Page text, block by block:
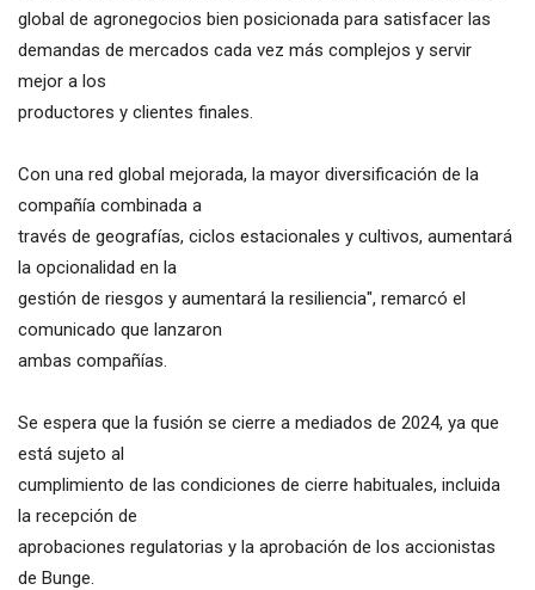
global de agronegocios bien posicionada para satisfacer las
demandas de mercados cada vez más complejos y servir
mejor a los
productores y clientes finales.
Con una red global mejorada, la mayor diversificación de la
compañía combinada a
través de geografías, ciclos estacionales y cultivos, aumentará
la opcionalidad en la
gestión de riesgos y aumentará la resiliencia", remarcó el
comunicado que lanzaron
ambas compañías.
Se espera que la fusión se cierre a mediados de 2024, ya que
está sujeto al
cumplimiento de las condiciones de cierre habituales, incluida
la recepción de
aprobaciones regulatorias y la aprobación de los accionistas
de Bunge.